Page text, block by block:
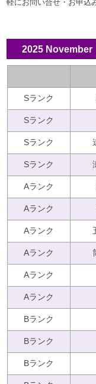
リ
2026
月
by
idolgoods_jp_admin
軽にお問い合せ・お申込
2025 November
Sランク
Sランク
Sランク
Sランク
Aランク
Aランク
Aランク
Aランク
Aランク
Aランク
Bランク
Bランク
Bランク